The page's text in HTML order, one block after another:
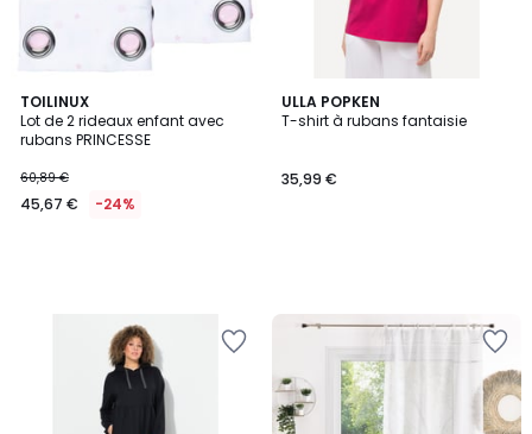
TOILINUX
Lot de 2 rideaux enfant avec
rubans PRINCESSE
60,89 €
45,67 € -24%
ULLA POPKEN
T-shirt à rubans fantaisie
35,99 €